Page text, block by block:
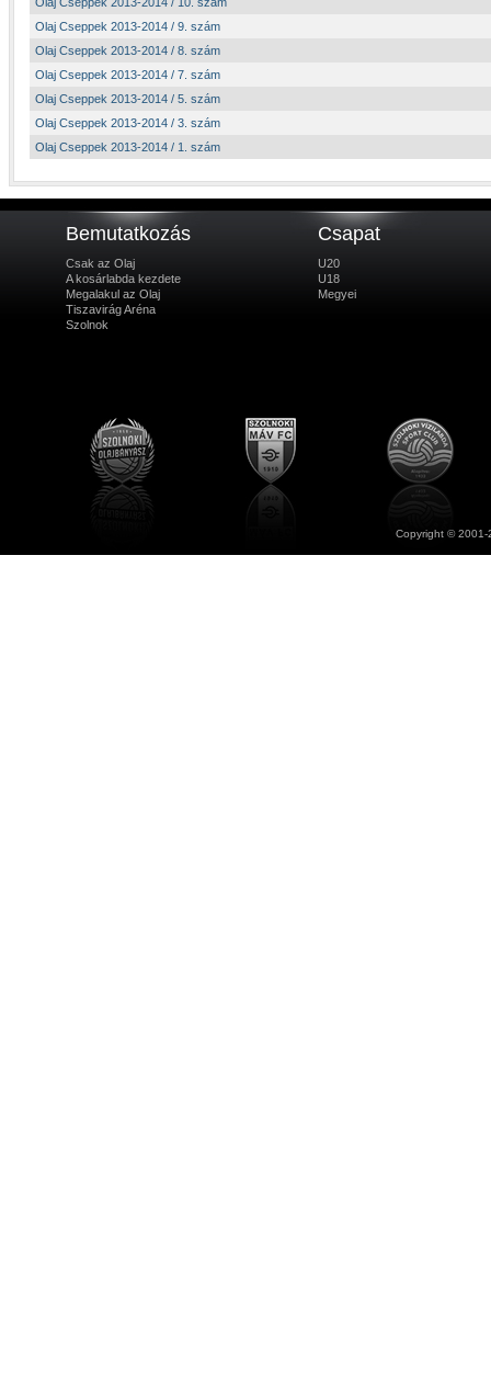
Olaj Cseppek 2013-2014 / 9. szám
Olaj Cseppek 2013-2014 / 8. szám
Olaj Cseppek 2013-2014 / 7. szám
Olaj Cseppek 2013-2014 / 5. szám
Olaj Cseppek 2013-2014 / 3. szám
Olaj Cseppek 2013-2014 / 1. szám
Bemutatkozás
Csak az Olaj
A kosárlabda kezdete
Megalakul az Olaj
Tiszavirág Aréna
Szolnok
Csapat
U20
U18
Megyei
Copyright ©